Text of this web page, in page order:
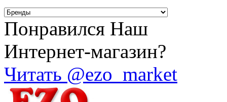
Понравился Наш
Интернет-магазин?
Читать @ezo_market